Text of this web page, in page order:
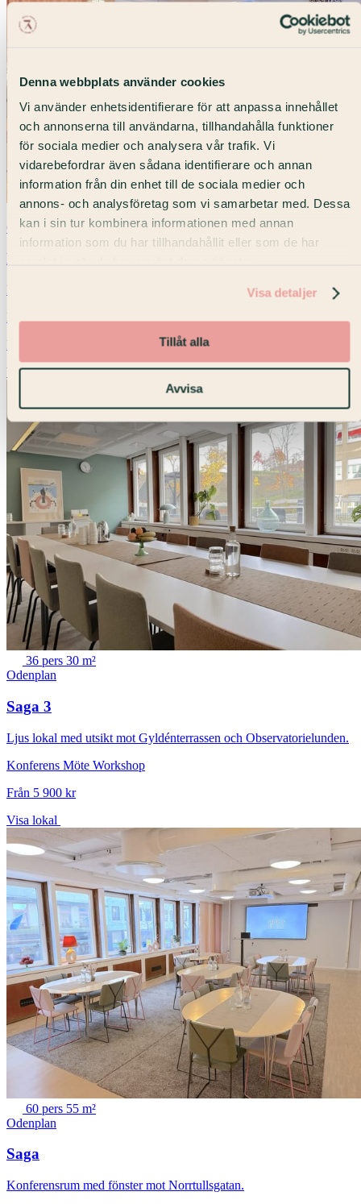
Denna webbplats använder cookies
Vi använder enhetsidentifierare för att anpassa innehållet
och annonserna till användarna, tillhandahålla funktioner
för sociala medier och analysera vår trafik. Vi
vidarebefordrar även sådana identifierare och annan
information från din enhet till de sociala medier och
annons- och analysföretag som vi samarbetar med. Dessa
kan i sin tur kombinera informationen med annan
information som du har tillhandahållit eller som de har
Visa detaljer
Tillåt alla
Avvisa
Odenplan
Embla 1
Ljus lokal med fönster ut mot Norrtullsgatan.
Konferens
Från 7 900 kr
Visa lokal
36 pers 30 m²
Odenplan
Saga 3
Ljus lokal med utsikt mot Gyldénterrassen och Observatorielunden.
Konferens Möte Workshop
Från 5 900 kr
Visa lokal
60 pers 55 m²
Odenplan
Saga
Konferensrum med fönster mot Norrtullsgatan.